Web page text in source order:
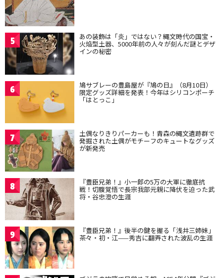
5 あの装飾は「炎」ではない？縄文時代の国宝・
火焔型土器、5000年前の人々が刻んだ謎とデザ
インの秘密
6 鳩サブレーの豊島屋が『鳩の日』（8月10日）
限定グッズ詳細を発表！今年はシリコンポーチ
「はとっこ」
7 土偶なりきりパーカーも！青森の縄文遺跡群で
発掘された土偶がモチーフのキュートなグッズ
が新発売
8 『豊臣兄弟！』小一郎の5万の大軍に徹底抗
戦！切腹覚悟で長宗我部元親に降伏を迫った武
将・谷忠澄の生涯
9 『豊臣兄弟！』後半の鍵を握る「浅井三姉妹」
茶々・初・江——秀吉に翻弄された波乱の生涯